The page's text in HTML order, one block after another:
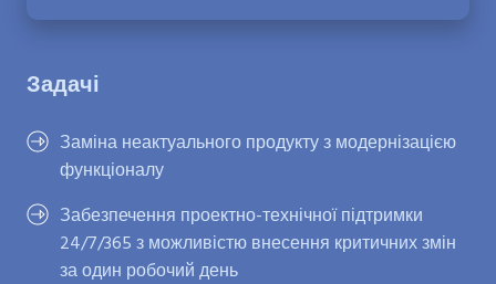
Задачі
Заміна неактуального продукту з модернізацією
функціоналу
Забезпечення проектно-технічної підтримки
24/7/365 з можливістю внесення критичних змін
за один робочий день